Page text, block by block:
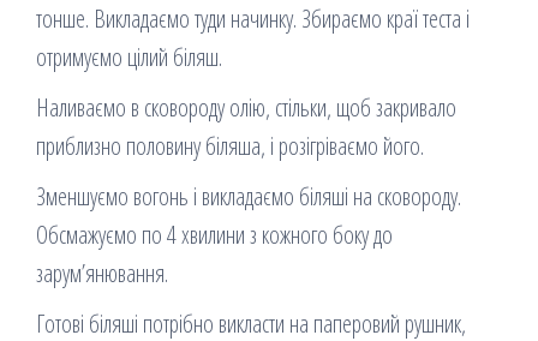
тонше. Викладаємо туди начинку. Збираємо краї теста і
отримуємо цілий біляш.
Наливаємо в сковороду олію, стільки, щоб закривало
приблизно половину біляша, і розігріваємо його.
Зменшуємо вогонь і викладаємо біляші на сковороду.
Обсмажуємо по 4 хвилини з кожного боку до
зарум’янювання.
Готові біляші потрібно викласти на паперовий рушник,